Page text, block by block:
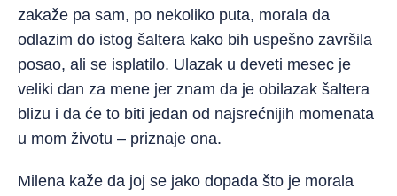
zakaže pa sam, po nekoliko puta, morala da
odlazim do istog šaltera kako bih uspešno završila
posao, ali se isplatilo. Ulazak u deveti mesec je
veliki dan za mene jer znam da je obilazak šaltera
blizu i da će to biti jedan od najsrećnijih momenata
u mom životu – priznaje ona.
Milena kaže da joj se jako dopada što je morala